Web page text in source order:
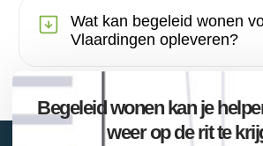
Wat kan begeleid wonen
Vlaardingen opleveren?
Begeleid wonen kan je
weer op de rit te